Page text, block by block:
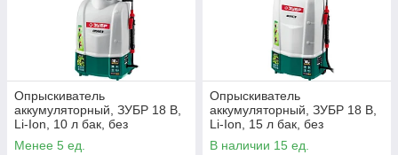
Опрыскиватель
аккумуляторный, ЗУБР 18 В,
Li-Ion, 10 л бак, без
аккумулятора, серия
"Мастер" (ОПЛ-10)
Менее 5 ед.
Опрыскиватель
аккумуляторный, ЗУБР 18 В,
Li-Ion, 15 л бак, без
аккумулятора, серия
"Мастер" (ОПЛ-15)
В наличии 15 ед.